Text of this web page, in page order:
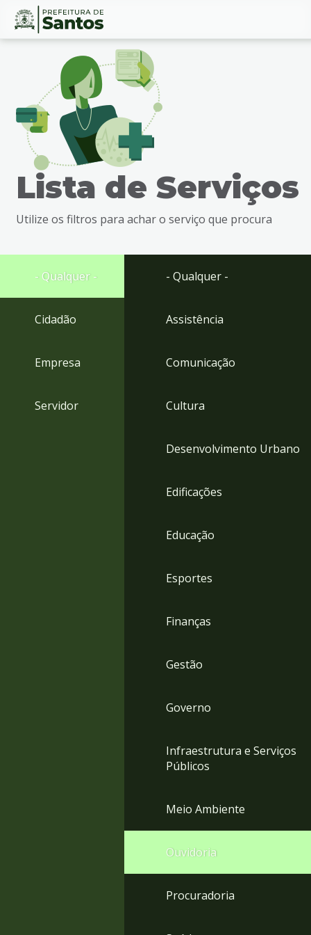
Ir
busca
Ir
rodapé
Conteúdo
Lista de Serviços
Utilize os filtros para achar o serviço que procura
- Qualquer -
Cidadão
Empresa
Servidor
- Qualquer -
Assistência
Comunicação
Cultura
Desenvolvimento Urbano
Edificações
Educação
Esportes
Finanças
Gestão
Governo
Infraestrutura e Serviços
Públicos
Meio Ambiente
Ouvidoria
Procuradoria